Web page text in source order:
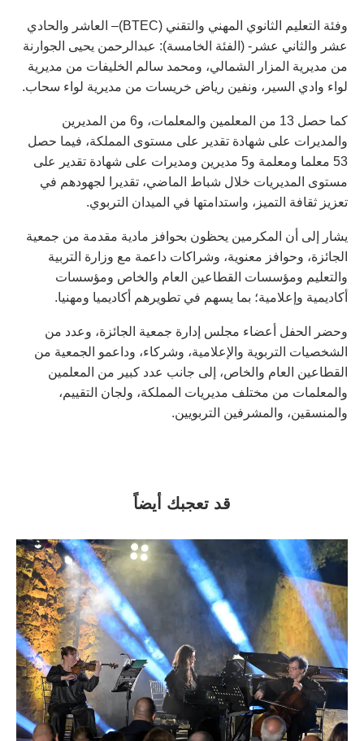
وفئة التعليم الثانوي المهني والتقني (BTEC)– العاشر والحادي
عشر والثاني عشر- (الفئة الخامسة): عبدالرحمن يحيى الجوارنة
من مديرية المزار الشمالي، ومحمد سالم الخليفات من مديرية
لواء وادي السير، ونفين رياض خريسات من مديرية لواء سحاب.
كما حصل 13 من المعلمين والمعلمات، و6 من المديرين
والمديرات على شهادة تقدير على مستوى المملكة، فيما حصل
53 معلما ومعلمة و5 مديرين ومديرات على شهادة تقدير على
مستوى المديريات خلال شباط الماضي، تقديرا لجهودهم في
تعزيز ثقافة التميز، واستدامتها في الميدان التربوي.
يشار إلى أن المكرمين يحظون بحوافز مادية مقدمة من جمعية
الجائزة، وحوافز معنوية، وشراكات داعمة مع وزارة التربية
والتعليم ومؤسسات القطاعين العام والخاص ومؤسسات
أكاديمية وإعلامية؛ بما يسهم في تطويرهم أكاديميا ومهنيا.
وحضر الحفل أعضاء مجلس إدارة جمعية الجائزة، وعدد من
الشخصيات التربوية والإعلامية، وشركاء، وداعمو الجمعية من
القطاعين العام والخاص، إلى جانب عدد كبير من المعلمين
والمعلمات من مختلف مديريات المملكة، ولجان التقييم،
والمنسقين، والمشرفين التربويين.
قد تعجبك أيضاً